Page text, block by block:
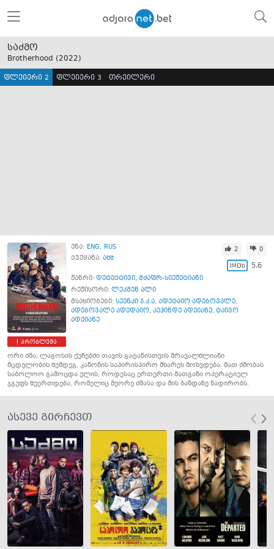
საძმო
Brotherhood (2022)
ფლეიერი 2 ფლეიერი 3 თრეილერი
პრობლემა
ენა: ENG RUS
ქვეყანა: აშშ
2 0
5.6
ჟანრი: დეტექტივი, მძაფრ-სიუჟეტიანი
რეჟისორი: ლუკმენ ალი
მსახიობები: სუენკი ჯ.კ.ა, ადეტაიო ადებოვალე,
ადებოვალე ადედაიო, კეჰინდე ადეიანუ, ტაივო
ადეიანუ
ორი ძმა, ლაგოსის ქუჩებში თავის გატანისთვის მრავალწლიანი
მცდელობის შემდეგ, კანონის საპირისპირო მხარეს მოხვდება. მათ ძმობას
საბოლოო გამოცდა ელის, როდესაც ერთერთი მათგანი ოპერატიულ
ჯგუფს შუერთდება, რომელიც მეორე ძმასა და მის ბანდაზე ნადირობს.
ასევე გირჩევთ